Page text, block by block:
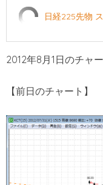
日経225先物
2012年8月1日のチャ
【前日のチャート】